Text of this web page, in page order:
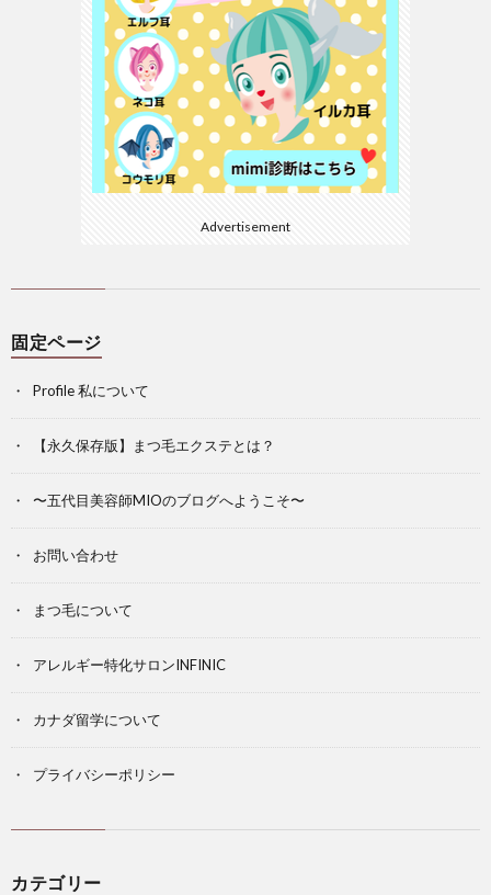
Advertisement
固定ページ
Profile 私について
【永久保存版】まつ毛エクステとは？
〜五代目美容師MIOのブログへようこそ〜
お問い合わせ
まつ毛について
アレルギー特化サロンINFINIC
カナダ留学について
プライバシーポリシー
カテゴリー